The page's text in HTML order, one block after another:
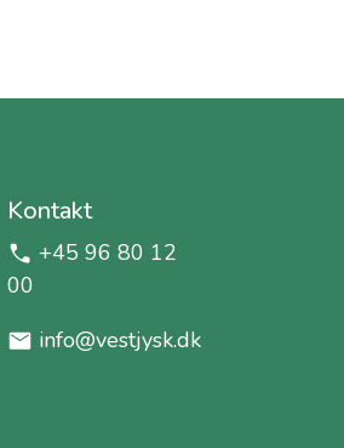
Kontakt
+45 96 80 12
00
info@vestjysk.dk